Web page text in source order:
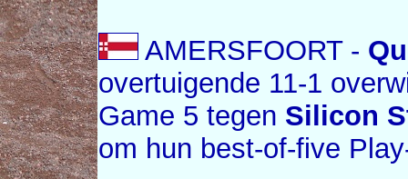
AMERSFOORT -
overtuigende 11-1
Game 5 tegen Silicon
om hun best-of-five